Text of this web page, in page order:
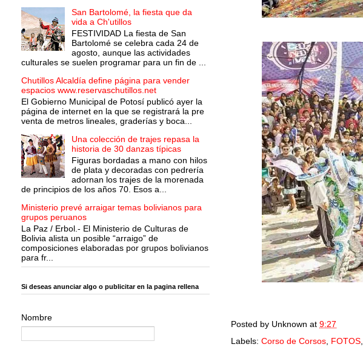
Posted by Unknown at 9:27
Labels: Corso de Corsos, FOTOS,
San Bartolomé, la fiesta que da
vida a Ch'utillos
FESTIVIDAD La fiesta de San
Bartolomé se celebra cada 24 de
agosto, aunque las actividades
culturales se suelen programar para un fin de ...
Chutillos Alcaldía define página para vender
espacios www.reservaschutillos.net
El Gobierno Municipal de Potosí publicó ayer la
página de internet en la que se registrará la pre
venta de metros lineales, graderías y boca...
Una colección de trajes repasa la
historia de 30 danzas típicas
Figuras bordadas a mano con hilos
de plata y decoradas con pedrería
adornan los trajes de la morenada
de principios de los años 70. Esos a...
Ministerio prevé arraigar temas bolivianos para
grupos peruanos
La Paz / Erbol.- El Ministerio de Culturas de
Bolivia alista un posible “arraigo” de
composiciones elaboradas por grupos bolivianos
para fr...
Si deseas anunciar algo o publicitar en la pagina rellena
Nombre